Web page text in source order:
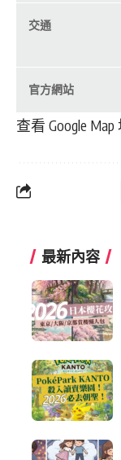
交通
官方網站
查看 Google
最新內容